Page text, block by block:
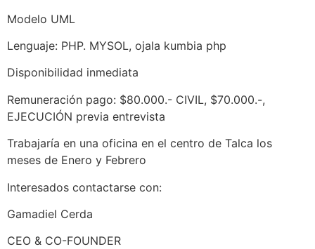
Modelo UML
Lenguaje: PHP. MYSOL, ojala kumbia php
Disponibilidad inmediata
Remuneración pago: $80.000.- CIVIL, $70.000.-,
EJECUCIÓN previa entrevista
Trabajaría en una oficina en el centro de Talca los
meses de Enero y Febrero
Interesados contactarse con:
Gamadiel Cerda
CEO & CO-FOUNDER